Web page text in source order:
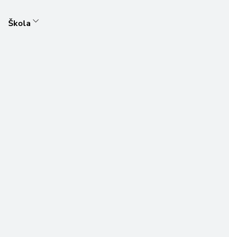
Škola